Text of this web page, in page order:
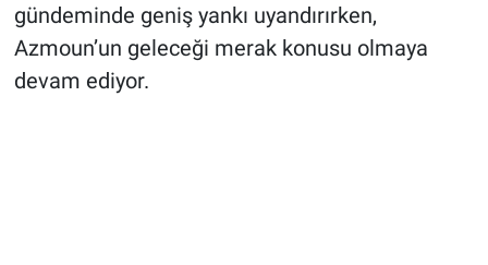
gündeminde geniş yankı uyandırırken,
Azmoun’un geleceği merak konusu olmaya
devam ediyor.